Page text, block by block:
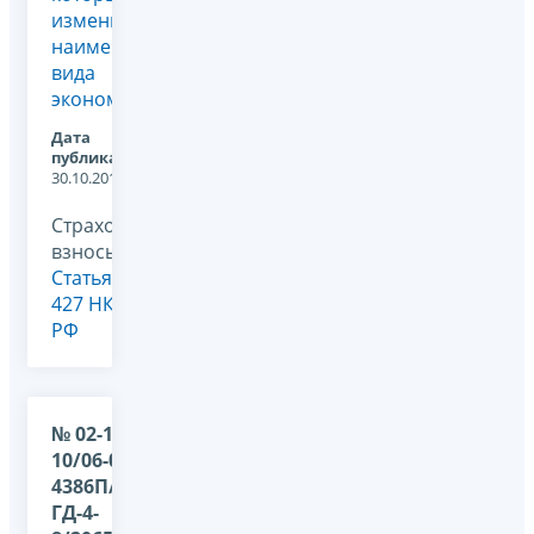
изменилось
наименование
вида
экономическ...
Дата
публикации:
30.10.2017
Страховые
взносы,
Статья
427 НК
РФ
№ 02-11-
10/06-02-
4386П/
ГД-4-